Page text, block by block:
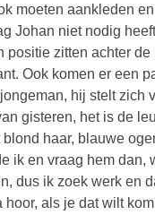
moeten aankleden
Johan niet nodig
positie zitten achter
Ook komen er een
hij stelt
gisteren, het is de
haar, blauwe
ik en vraag hem
dus ik zoek werk en
als je dat wilt